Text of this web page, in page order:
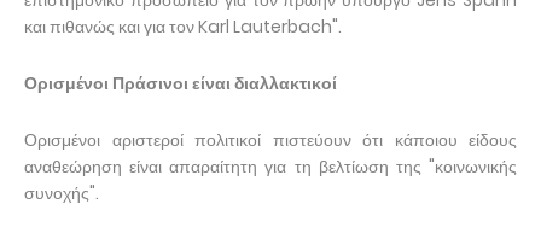
και πιθανώς και για τον Karl Lauterbach".
Ορισμένοι Πράσινοι είναι διαλλακτικοί
Ορισμένοι αριστεροί πολιτικοί πιστεύουν ότι κάποιου είδους
αναθεώρηση είναι απαραίτητη για τη βελτίωση της "κοινωνικής
συνοχής".